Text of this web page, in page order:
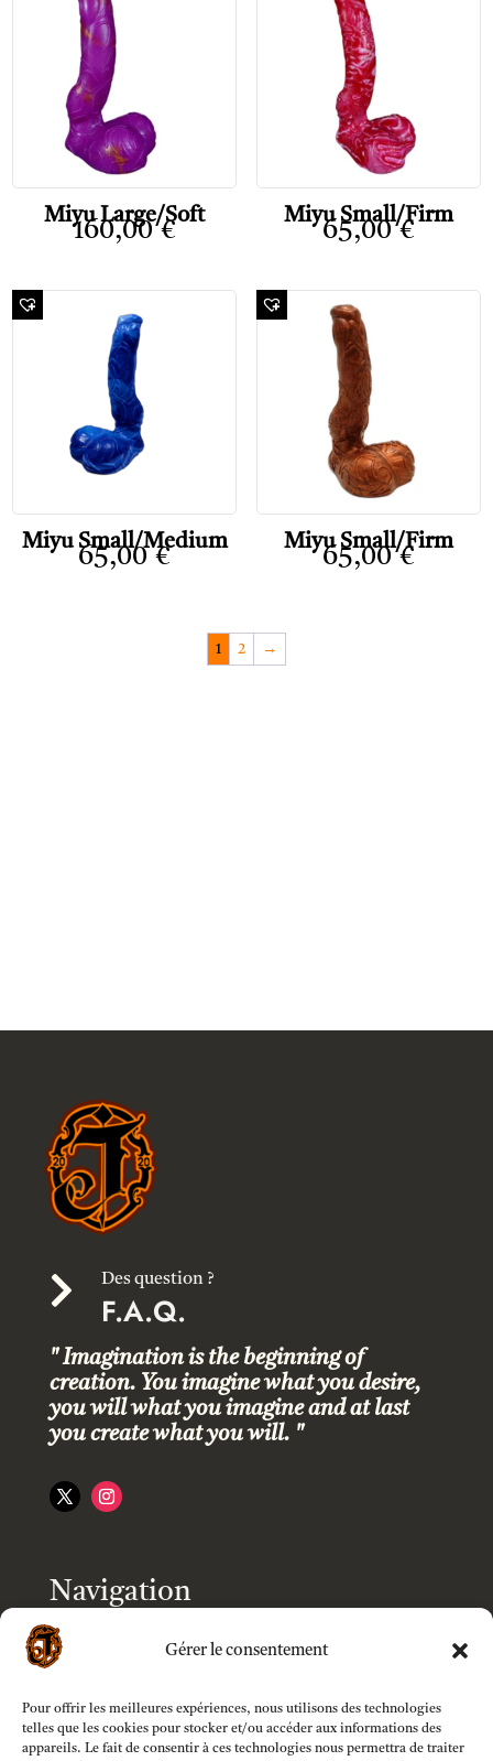
Gérer le consentement
Pour offrir les meilleures expériences, nous utilisons des technologies
telles que les cookies pour stocker et/ou accéder aux informations des
appareils. Le fait de consentir à ces technologies nous permettra de traiter
Miyu Large/Soft
160,00€
Miyu Small/Firm
65,00€
Miyu Small/Medium
65,00€
Miyu Small/Firm
65,00€
1 2 →
 Des question ?
F.A.Q.
" Imagination is the beginning of
creation. You imagine what you desire,
you will what you imagine and at last
you create what you will. "
Navigation
Accueil
Boutique